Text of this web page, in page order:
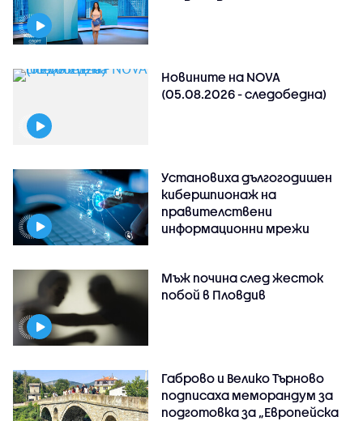
Новините на NOVA
(05.08.2026 - следобедна)
Установиха дългогодишен
кибершпионаж на
правителствени
информационни мрежи
Мъж почина след жесток
побой в Пловдив
Габрово и Велико Търново
подписаха меморандум за
подготовка за „Европейска